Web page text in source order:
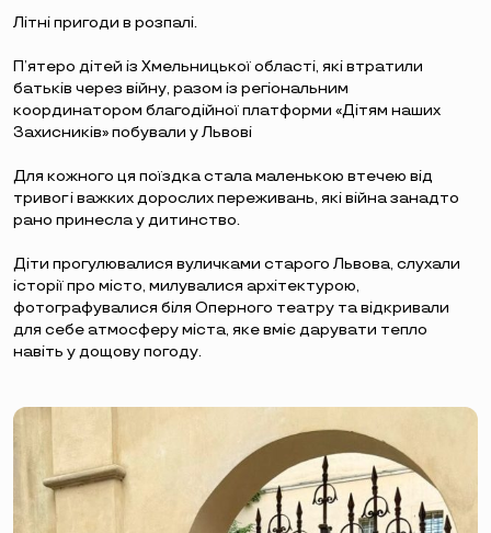
Літні пригоди в розпалі.
П’ятеро дітей із Хмельницької області, які втратили
батьків через війну, разом із регіональним
координатором благодійної платформи «Дітям наших
Захисників» побували у Львові
Для кожного ця поїздка стала маленькою втечею від
тривог і важких дорослих переживань, які війна занадто
рано принесла у дитинство.
Діти прогулювалися вуличками старого Львова, слухали
історії про місто, милувалися архітектурою,
фотографувалися біля Оперного театру та відкривали
для себе атмосферу міста, яке вміє дарувати тепло
навіть у дощову погоду.